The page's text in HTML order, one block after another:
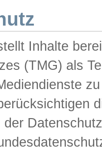
Inhalte
(TMG) als